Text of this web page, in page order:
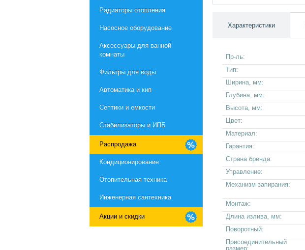
Радиаторы отопления
Насосное оборудование
Aксессуары для ванной
комнаты
Фильтры для воды
Автоматика и кип
Септики и емкости
Стабилизаторы и ИПБ
Распродажа
Кондиционирование
Отопительная техника
Инженерная сантехника
Акции и скидки
Характеристики
Пр-ль:
Тип:
Ширина, мм:
Глубина, мм:
Высота, мм:
Цвет:
Материал:
Гарантия:
Страна бренда:
Управление:
Механизм запирания:
Монтаж:
Длина излива, мм:
Поворотный:
Присоединительный
размер: